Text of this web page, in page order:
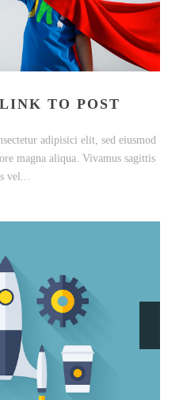
TO POST
adipisici elit, sed eiusmod
magna aliqua. Vivamus sagittis
vel...